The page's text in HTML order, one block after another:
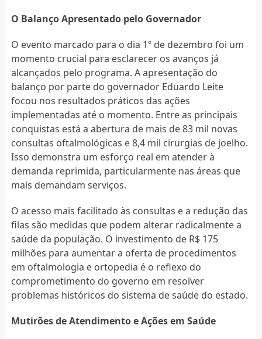
O Balanço Apresentado pelo Governador
O evento marcado para o dia 1º de dezembro foi um
momento crucial para esclarecer os avanços já
alcançados pelo programa. A apresentação do
balanço por parte do governador Eduardo Leite
focou nos resultados práticos das ações
implementadas até o momento. Entre as principais
conquistas está a abertura de mais de 83 mil novas
consultas oftalmológicas e 8,4 mil cirurgias de joelho.
Isso demonstra um esforço real em atender à
demanda reprimida, particularmente nas áreas que
mais demandam serviços.
O acesso mais facilitado às consultas e a redução das
filas são medidas que podem alterar radicalmente a
saúde da população. O investimento de R$ 175
milhões para aumentar a oferta de procedimentos
em oftalmologia e ortopedia é o reflexo do
comprometimento do governo em resolver
problemas históricos do sistema de saúde do estado.
Mutirões de Atendimento e Ações em Saúde